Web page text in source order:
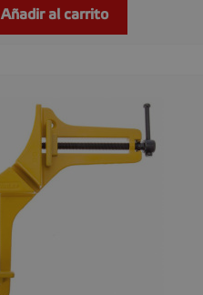
Añadir al carrito